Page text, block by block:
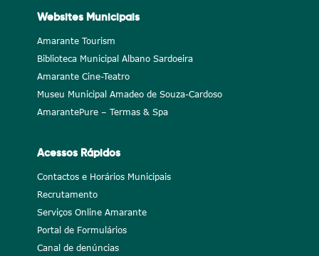
Websites Municipais
Amarante Tourism
Biblioteca Municipal Albano Sardoeira
Amarante Cine-Teatro
Museu Municipal Amadeo de Souza-Cardoso
AmarantePure – Termas & Spa
Acessos Rápidos
Contactos e Horários Municipais
Recrutamento
Serviços Online Amarante
Portal de Formulários
Canal de denúncias